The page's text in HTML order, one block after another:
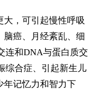
，可引起慢性呼吸
癌、月经紊乱、细
连和DNA与蛋白质交
综合症、引起新生儿
年记忆力和智力下